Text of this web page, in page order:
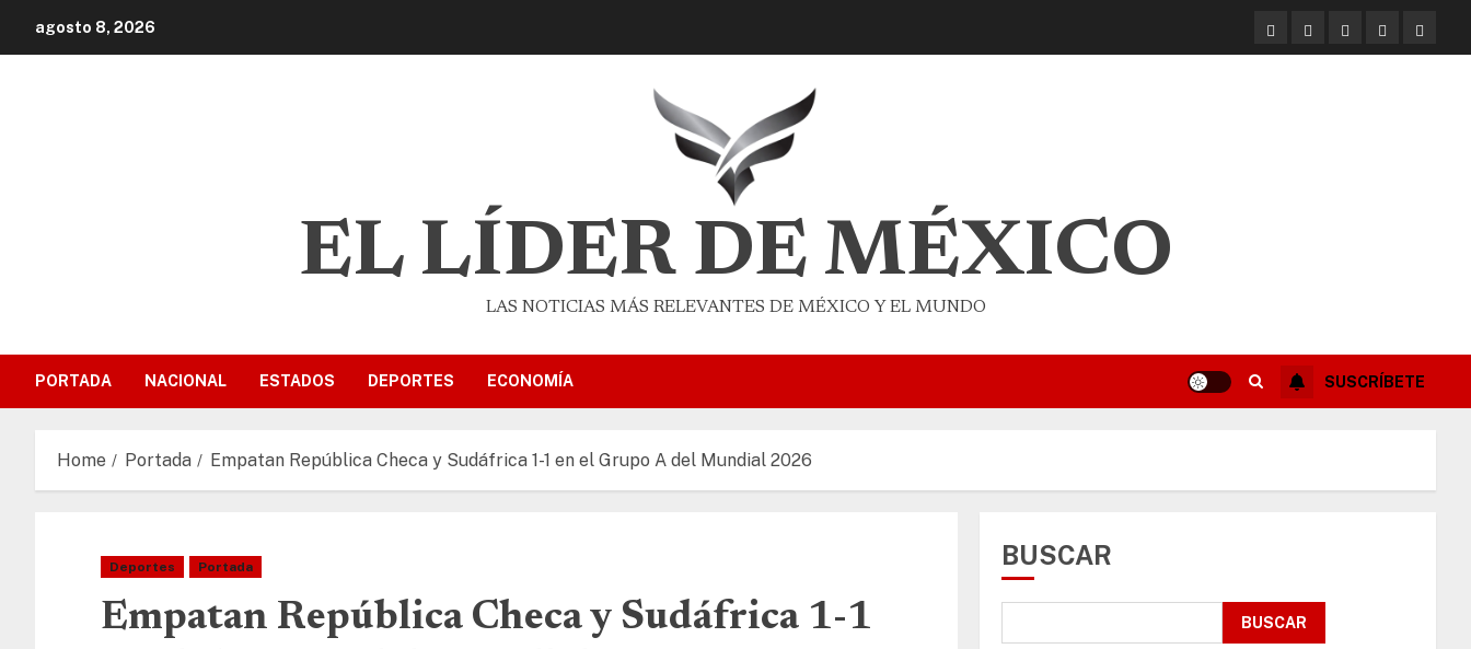
agosto 8, 2026
EL LÍDER DE MÉXICO
LAS NOTICIAS MÁS RELEVANTES DE MÉXICO Y EL MUNDO
PORTADA NACIONAL ESTADOS DEPORTES ECONOMÍA SUSCRÍBETE
Home Portada Empatan República Checa y Sudáfrica 1-1 en el Grupo A del Mundial 2026
Deportes Portada
Empatan República Checa y Sudáfrica 1-1
BUSCAR
BUSCAR